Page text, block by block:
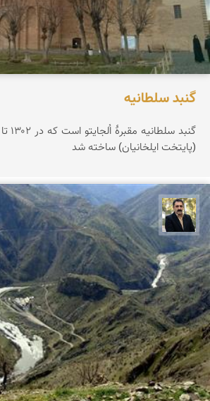
گنبد سلطانیه
(پایتخت ایلخانیان) ساخته شد
عدنان مرادی